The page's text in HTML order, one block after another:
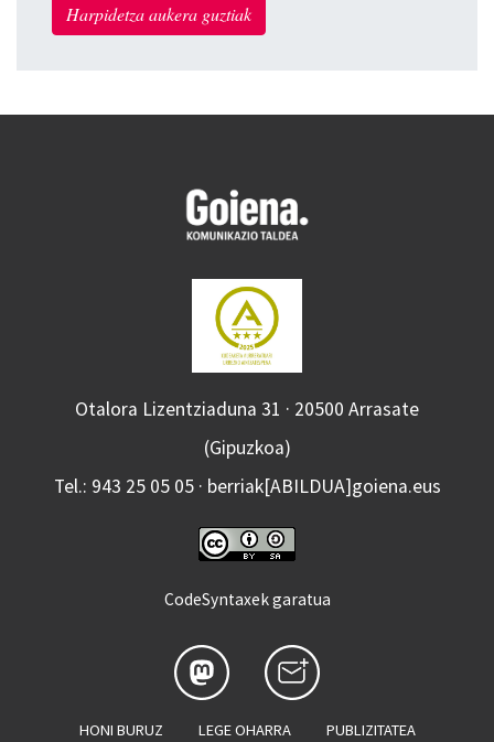
Harpidetza aukera guztiak
Otalora Lizentziaduna 31 · 20500 Arrasate
(Gipuzkoa)
Tel.: 943 25 05 05 · berriak[ABILDUA]goiena.eus
CodeSyntaxek garatua
HONI BURUZ LEGE OHARRA PUBLIZITATEA